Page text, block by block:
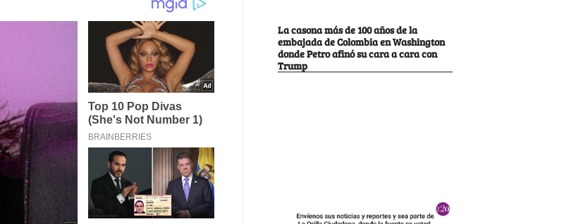
La casona más de 100 años de la
embajada de Colombia en Washington
donde Petro afinó su cara a cara con
Trump